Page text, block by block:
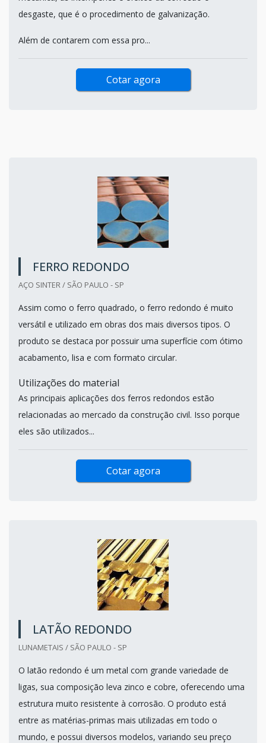
desgaste, que é o procedimento de galvanização.
Além de contarem com essa pro...
Cotar agora
FERRO REDONDO
AÇO SINTER / SÃO PAULO - SP
Assim como o ferro quadrado, o ferro redondo é muito
versátil e utilizado em obras dos mais diversos tipos. O
produto se destaca por possuir uma superfície com ótimo
acabamento, lisa e com formato circular.
Utilizações do material
As principais aplicações dos ferros redondos estão
relacionadas ao mercado da construção civil. Isso porque
eles são utilizados...
Cotar agora
LATÃO REDONDO
LUNAMETAIS / SÃO PAULO - SP
O latão redondo é um metal com grande variedade de
ligas, sua composição leva zinco e cobre, oferecendo uma
estrutura muito resistente à corrosão. O produto está
entre as matérias-primas mais utilizadas em todo o
mundo, e possui diversos modelos, variando seu preço